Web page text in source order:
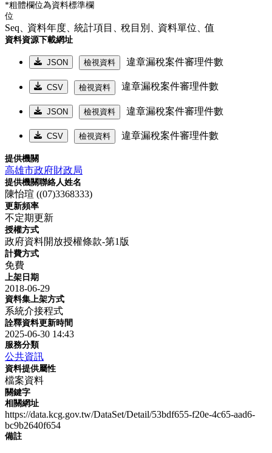
*粗體欄位為資料標準欄
位
Seq、資料年度、統計項目、稅目別、資料單位、值
資料資源下載網址
JSON 檢視資料 違章漏稅案件審理件數
CSV 檢視資料 違章漏稅案件審理件數
JSON 檢視資料 違章漏稅案件審理件數
CSV 檢視資料 違章漏稅案件審理件數
提供機關
高雄市政府財政局
提供機關聯絡人姓名
陳怡瑄 ((07)3368333)
更新頻率
不定期更新
授權方式
政府資料開放授權條款-第1版
計費方式
免費
上架日期
2018-06-29
資料集上架方式
系統介接程式
詮釋資料更新時間
2025-06-30 14:43
服務分類
公共資訊
資料提供屬性
檔案資料
關鍵字
相關網址
https://data.kcg.gov.tw/DataSet/Detail/53bdf655-f20e-4c65-aad6-
bc9b2640f654
備註